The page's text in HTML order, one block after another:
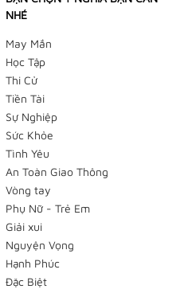
NHÉ
May Mắn
Học Tập
Thi Cử
Tiền Tài
Sự Nghiệp
Sức Khỏe
Tình Yêu
An Toàn Giao Thông
Vòng tay
Phụ Nữ - Trẻ Em
Giải xui
Nguyện Vọng
Hạnh Phúc
Đặc Biệt